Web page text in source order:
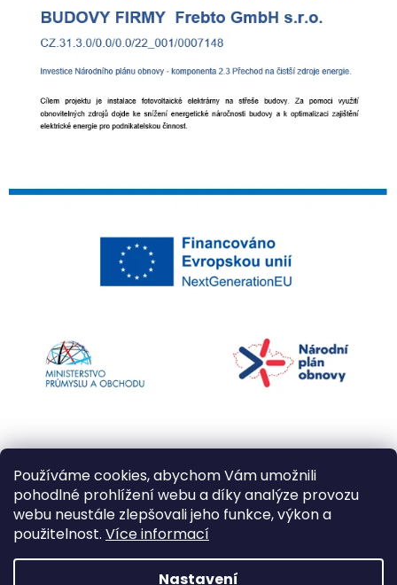
Používáme cookies, abychom Vám umožnili
pohodlné prohlížení webu a díky analýze provozu
webu neustále zlepšovali jeho funkce, výkon a
použitelnost. Více informací
Nastavení
Vytvořil Shoptet